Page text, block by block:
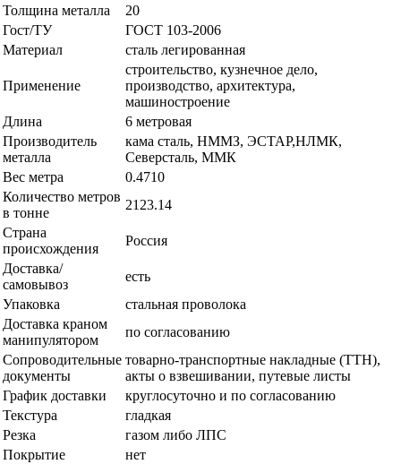
Толщина металла
20
Гост/ТУ
ГОСТ 103-2006
Материал
сталь легированная
Применение
строительство, кузнечное дело,
производство, архитектура,
машиностроение
Длина
6 метровая
Производитель
металла
кама сталь, НММЗ, ЭСТАР,НЛМК,
Северсталь, ММК
Вес метра
0.4710
Количество метров
в тонне
2123.14
Страна
происхождения
Россия
Доставка/
самовывоз
есть
Упаковка
стальная проволока
Доставка краном
манипулятором
по согласованию
Сопроводительные
документы
товарно-транспортные накладные (ТТН),
акты о взвешивании, путевые листы
График доставки
круглосуточно и по согласованию
Текстура
гладкая
Резка
газом либо ЛПС
Покрытие
нет